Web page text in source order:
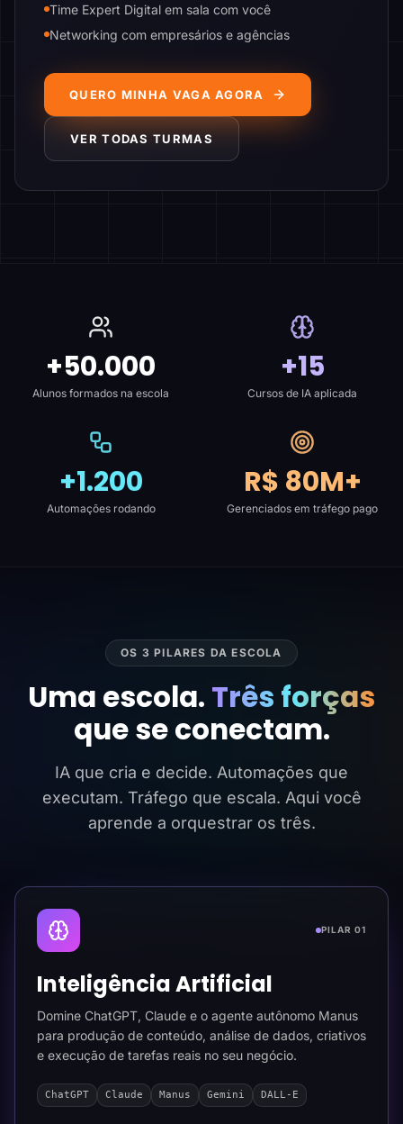
Time Expert Digital em sala com você
Networking com empresários e agências
QUERO MINHA VAGA AGORA
VER TODAS TURMAS
+50.000
Alunos formados na escola
+15
Cursos de IA aplicada
+1.200
Automações rodando
R$ 80M+
Gerenciados em tráfego pago
OS 3 PILARES DA ESCOLA
Uma escola. Três forças
que se conectam.
IA que cria e decide. Automações que
executam. Tráfego que escala. Aqui você
aprende a orquestrar os três.
PILAR 01
Inteligência Artificial
Domine ChatGPT, Claude e o agente autônomo Manus
para produção de conteúdo, análise de dados, criativos
e execução de tarefas reais no seu negócio.
ChatGPT Claude Manus Gemini DALL-E